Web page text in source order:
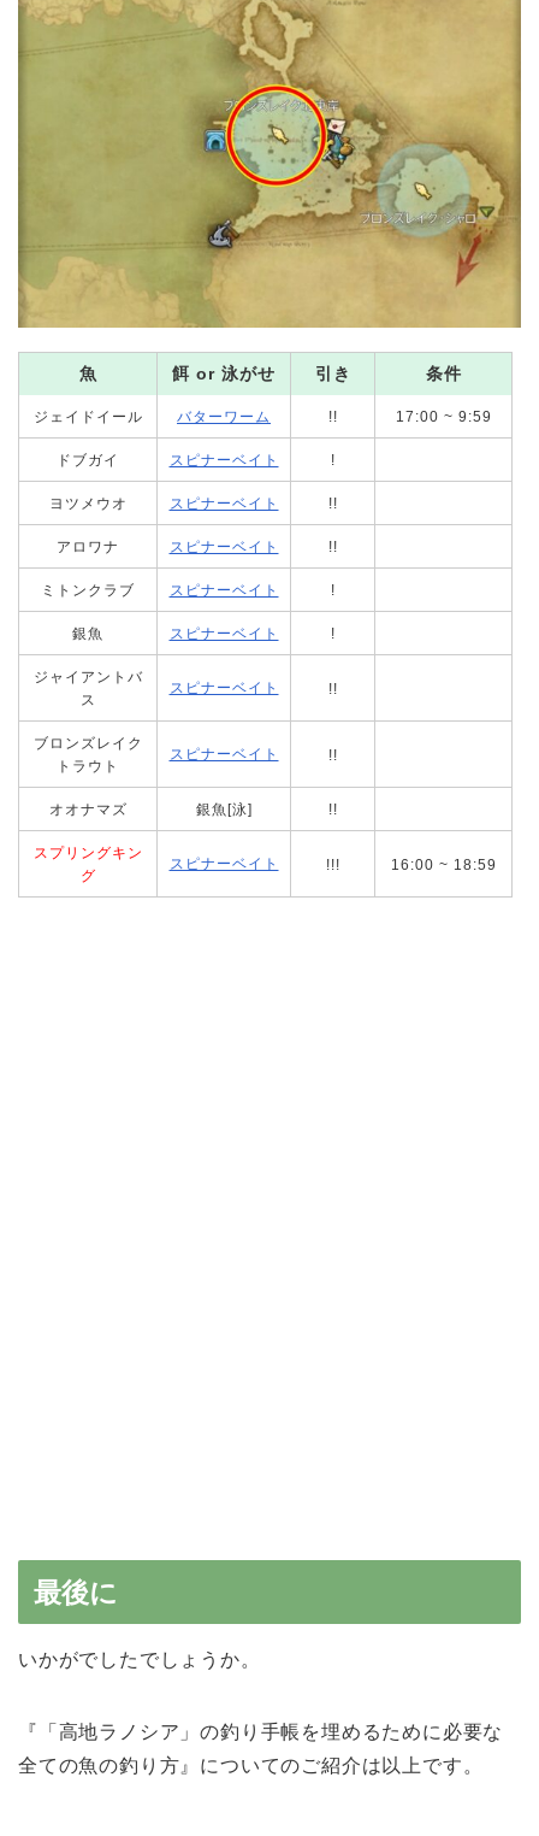
魚 餌 or 泳がせ 引き 条件
ジェイドイール バターワーム !! 17:00 ~ 9:59
ドブガイ スピナーベイト !
ヨツメウオ スピナーベイト !!
アロワナ スピナーベイト !!
ミトンクラブ スピナーベイト !
銀魚 スピナーベイト !
ジャイアントバ
ス
スピナーベイト !!
ブロンズレイク
トラウト
スピナーベイト !!
オオナマズ 銀魚[泳] !!
スプリングキン
グ
スピナーベイト !!! 16:00 ~ 18:59
最後に
いかがでしたでしょうか。
『「高地ラノシア」の釣り手帳を埋めるために必要な
全ての魚の釣り方』についてのご紹介は以上です。